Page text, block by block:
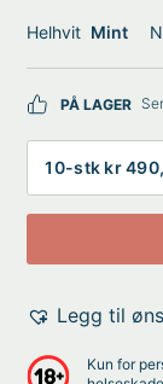
Helhvit Mint
PÅ LAGER
Legg til
Kun for